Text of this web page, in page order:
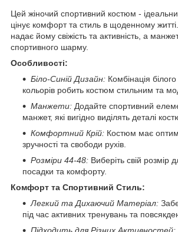
Цей жіночий спортивний костюм -
цінує комфорт та стиль в щоденному житті.
надає йому свіжість та активність, а
спортивного шарму.
Особливості:
Біло-Синій Дизайн: Комбінація
кольорів робить костюм стильним та
Манжети: Додайте спортивний
манжет, які вигідно виділять деталі
Комфортний Крій: Костюм має
зручності та свободи рухів.
Розміри 44-48: Виберіть свій розмір
посадки та комфорту.
Комфорт та Спортивний Стиль:
Легкий та Дихаючий Матеріал:
під час активних тренувань та